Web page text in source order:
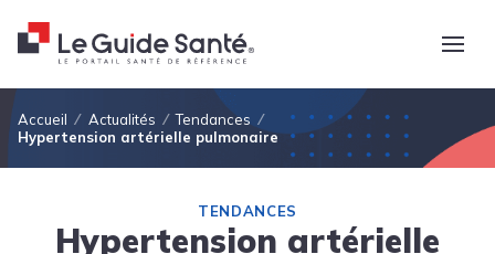
Fil d'Ariane
Accueil Actualités
Tendances
Hypertension artérielle pulmonaire
TENDANCES
Hypertension artérielle